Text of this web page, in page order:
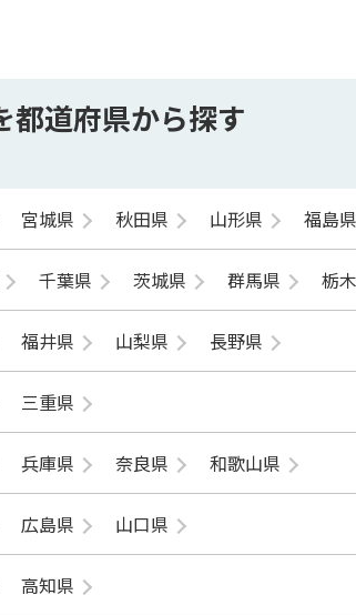
都道府県から探す
宮城県 秋田県 山形県 福島県
千葉県 茨城県 群馬県 栃
福井県 山梨県 長野県
三重県
兵庫県 奈良県 和歌山県
広島県 山口県
高知県